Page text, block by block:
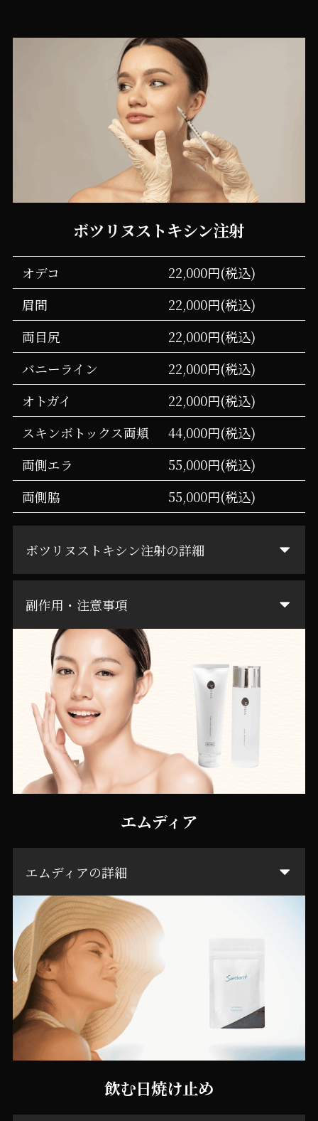
ボツリヌストキシン注射
オデコ
22,000円(税込)
眉間
22,000円(税込)
両目尻
22,000円(税込)
バニーライン
22,000円(税込)
オトガイ
22,000円(税込)
スキンボトックス両頬
44,000円(税込)
両側エラ
55,000円(税込)
両側脇
55,000円(税込)
ボツリヌストキシン注射の詳細
副作用・注意事項
エムディア
エムディアの詳細
飲む日焼け止め